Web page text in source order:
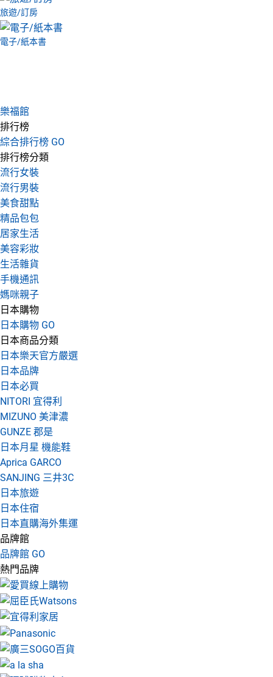
旅遊/訂房
電子/紙本書
樂福館
排行榜
綜合排行榜 GO
排行榜分類
流行女裝
流行男裝
美食甜點
精品包包
居家生活
美容彩妝
生活雜貨
手機通訊
媽咪親子
日本購物
日本購物 GO
日本商品分類
日本樂天官方嚴選
日本品牌
日本必買
NITORI 宜得利
MIZUNO 美津濃
GUNZE 郡是
日本月星 機能鞋
Aprica GARCO
SANJING 三井3C
日本旅遊
日本住宿
日本直購海外集運
品牌館
品牌館 GO
熱門品牌